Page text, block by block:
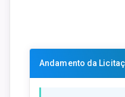
Andamento da